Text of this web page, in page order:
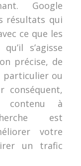
Google
résultats qui
ce que les
s’agisse
précise, de
particulier ou
conséquent,
contenu à
est
votre
un trafic